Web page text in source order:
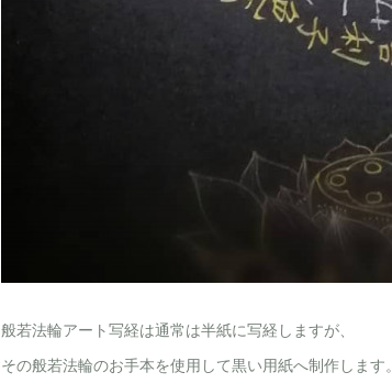
般若法輪アート写経は通常は半紙に写経しますが、
その般若法輪のお手本を使用して黒い用紙へ制作します。